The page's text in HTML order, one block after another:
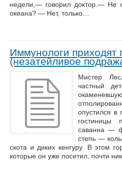
недели,— говорил доктор.— Не
океана? — Нет, только…
Иммунологи приходят
(незатейливое
Мистер
частный
опустился в
гостиницы
саванна —
степь —
скота и диких кенгуру. В этом
которые он уже посетил, почти